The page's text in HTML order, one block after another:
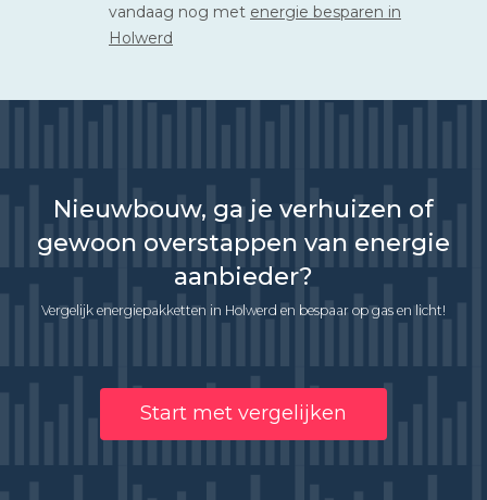
vandaag nog met energie besparen in
Holwerd
Nieuwbouw, ga je verhuizen of
gewoon overstappen van energie
aanbieder?
Vergelijk energiepakketten in Holwerd en bespaar op gas en licht!
Start met vergelijken